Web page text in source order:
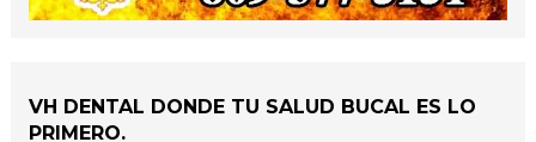
VH DENTAL DONDE TU SALUD BUCAL ES LO
PRIMERO.